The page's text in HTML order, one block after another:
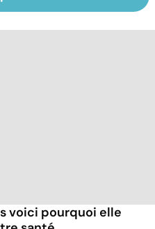
voici pourquoi elle